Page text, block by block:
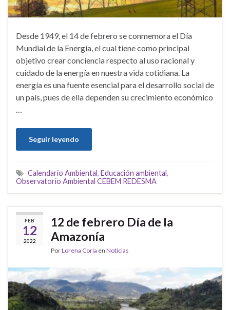
Desde 1949, el 14 de febrero se conmemora el Día
Mundial de la Energía, el cual tiene como principal
objetivo crear conciencia respecto al uso racional y
cuidado de la energía en nuestra vida cotidiana. La
energía es una fuente esencial para el desarrollo social de
un país, pues de ella dependen su crecimiento económico
Seguir leyendo
Calendario Ambiental, Educación ambiental,
Observatorio Ambiental CEBEM REDESMA
FEB
12
2022
12 de febrero Día de la
Amazonía
PorLorena Coria en Noticias